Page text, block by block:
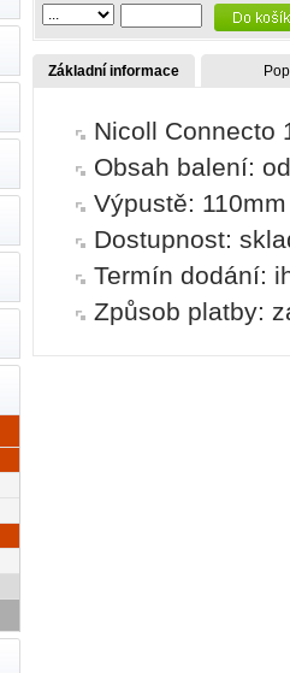
Základní informace
Nicoll Connecto
Obsah balení:
Výpustě: 110mm
Dostupnost:
Termín dodání:
Způsob platby: